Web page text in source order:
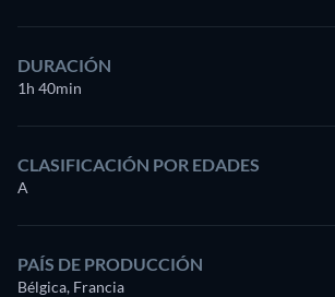
DURACIÓN
1h 40min
CLASIFICACIÓN POR EDADES
A
PAÍS DE PRODUCCIÓN
Bélgica, Francia